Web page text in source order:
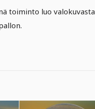
toiminto luo valokuvasta